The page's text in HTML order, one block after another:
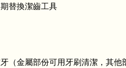
替換潔齒工具
（金屬部份可用牙刷清潔，其